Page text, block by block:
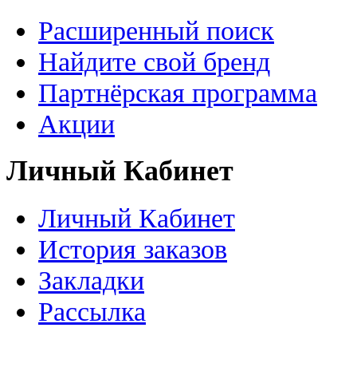
Расширенный поиск
Найдите свой бренд
Партнёрская программа
Акции
Личный Кабинет
Личный Кабинет
История заказов
Закладки
Рассылка